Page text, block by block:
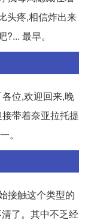
头疼,相信炸出来
最早。
位,欢迎回来,晚
带着奈亚拉托提
。
接触这个类型的
了。其中不乏经